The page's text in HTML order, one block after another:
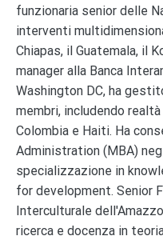
funzionaria senior delle
interventi
Chiapas, il Guatemala, il
manager alla Banca
Washington DC, ha
membri, includendo
Colombia e Haiti. Ha
Administration (MBA)
specializzazione in
for development. Senior
Interculturale
ricerca e docenza in